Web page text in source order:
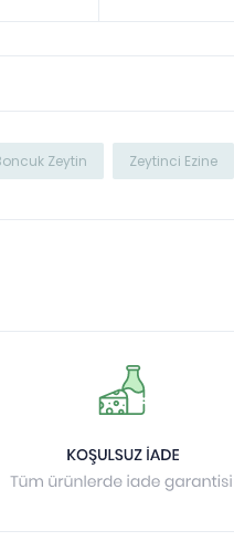
Zeytin Zeytinci Ezine